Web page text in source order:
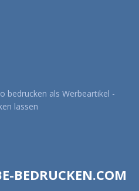
bedrucken als Werbeartikel -
lassen
BEDRUCKEN.COM